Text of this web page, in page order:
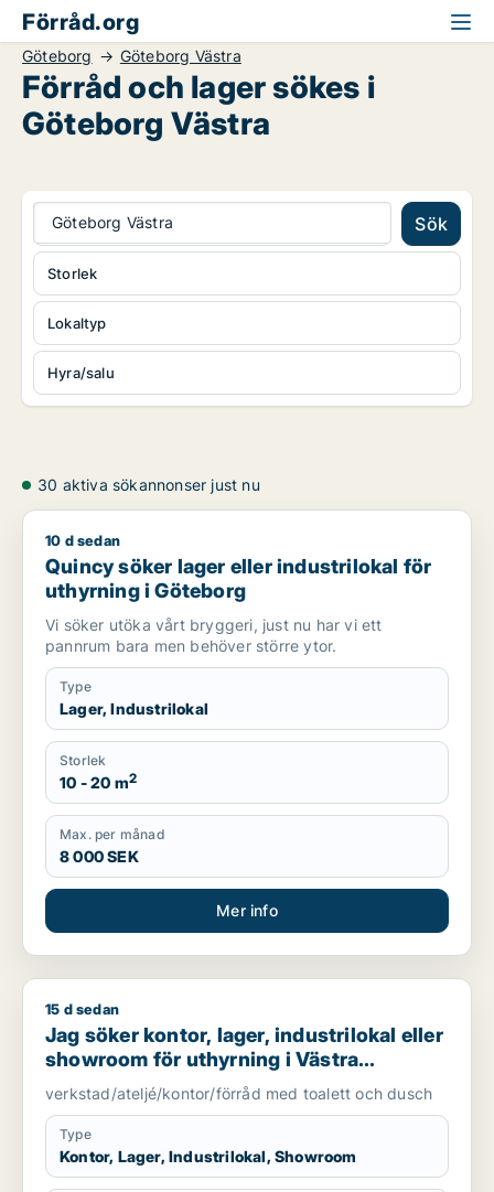
Förråd.org
Göteborg Göteborg Västra
Förråd och lager sökes i
Göteborg Västra
Göteborg Västra Sök
Lokaltyp
Hyra/salu
Storlek
30 aktiva sökannonser just nu
Quincy söker lager eller industrilokal för uthyrning i
10 d sedan
Quincy söker lager eller industrilokal för
uthyrning i Göteborg
Vi söker utöka vårt bryggeri, just nu har vi ett
pannrum bara men behöver större ytor.
Type
Lager, Industrilokal
Storlek
10 - 20 m2
Max. per månad
8 000 SEK
Mer info
Jag söker kontor, lager, industrilokal eller showroom för
15 d sedan
Jag söker kontor, lager, industrilokal eller
showroom för uthyrning i Västra
Götaland
verkstad/ateljé/kontor/förråd med toalett och dusch
Type
Kontor, Lager, Industrilokal, Showroom